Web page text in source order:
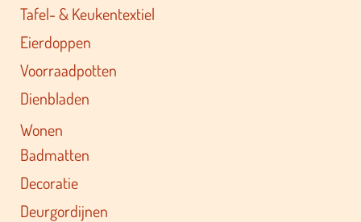
Tafel- & Keukentextiel
Eierdoppen
Voorraadpotten
Dienbladen
Wonen
Badmatten
Decoratie
Deurgordijnen